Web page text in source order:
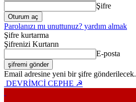
Şifre
Parolanızı mı unuttunuz? yardım almak
Şifre kurtarma
Şifrenizi Kurtarın
E-posta
Email adresine yeni bir şifre gönderilecek.
DEVRİMCİ CEPHE ☭